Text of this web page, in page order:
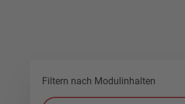
Filtern nach Modulinhalten